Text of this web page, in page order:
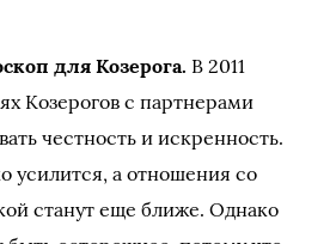
для Козерога. В 2011
Козерогов с партнерами
честность и искренность.
усилится, а отношения со
станут еще ближе. Однако